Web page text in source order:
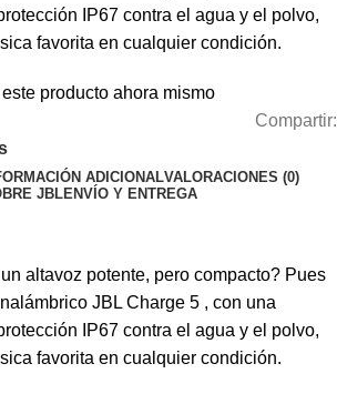
IP67 contra el agua y el polvo,
favorita en cualquier condición.
producto ahora mismo
Compartir:
ADICIONALVALORACIONES (0)
JBLENVÍO Y ENTREGA
altavoz potente, pero compacto? Pues
JBL Charge 5 , con una
IP67 contra el agua y el polvo,
favorita en cualquier condición.